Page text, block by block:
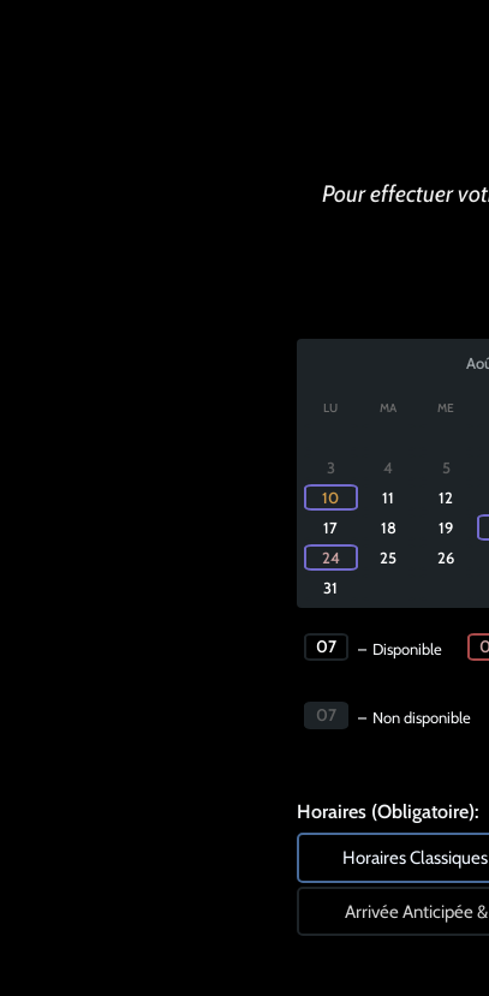
Pour effectuer
LU MA ME
3
4 5
·
10 11 12
17
18 19
·
24 25 26
31
07 – Disponible
07 – Non disponible
Horaires (Obligatoire):
Horaires
Arrivée Anticipée